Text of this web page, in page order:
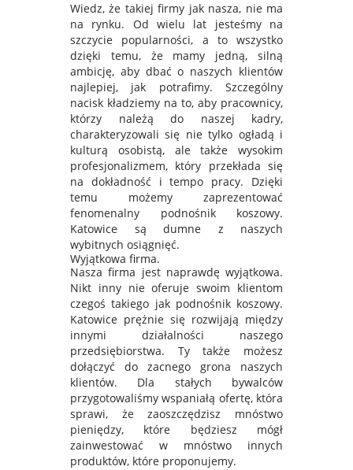
Wiedz, że takiej firmy jak nasza, nie ma
na rynku. Od wielu lat jesteśmy na
szczycie popularności, a to wszystko
dzięki temu, że mamy jedną, silną
ambicję, aby dbać o naszych klientów
najlepiej, jak potrafimy. Szczególny
nacisk kładziemy na to, aby pracownicy,
którzy należą do naszej kadry,
charakteryzowali się nie tylko ogładą i
kulturą osobistą, ale także wysokim
profesjonalizmem, który przekłada się
na dokładność i tempo pracy. Dzięki
temu możemy zaprezentować
fenomenalny podnośnik koszowy.
Katowice są dumne z naszych
wybitnych osiągnięć.
Wyjątkowa firma.
Nasza firma jest naprawdę wyjątkowa.
Nikt inny nie oferuje swoim klientom
czegoś takiego jak podnośnik koszowy.
Katowice prężnie się rozwijają między
innymi działalności naszego
przedsiębiorstwa. Ty także możesz
dołączyć do zacnego grona naszych
klientów. Dla stałych bywalców
przygotowaliśmy wspaniałą ofertę, która
sprawi, że zaoszczędzisz mnóstwo
pieniędzy, które będziesz mógł
zainwestować w mnóstwo innych
produktów, które proponujemy.